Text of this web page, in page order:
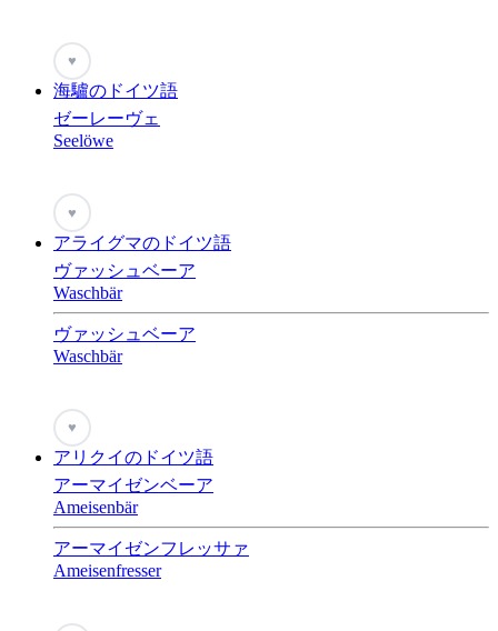
♥
海驢のドイツ語
ゼーレーヴェ
Seelöwe
♥
アライグマのドイツ語
ヴァッシュベーア
Waschbär
ヴァッシュベーア
Waschbär
♥
アリクイのドイツ語
アーマイゼンベーア
Ameisenbär
アーマイゼンフレッサァ
Ameisenfresser